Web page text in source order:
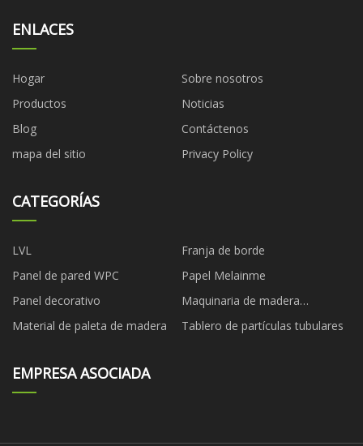
ENLACES
Hogar
Sobre nosotros
Productos
Noticias
Blog
Contáctenos
mapa del sitio
Privacy Policy
CATEGORÍAS
LVL
Franja de borde
Panel de pared WPC
Papel Melainme
Panel decorativo
Maquinaria de madera
contrachapada
Material de paleta de madera Tablero de partículas tubulares
EMPRESA ASOCIADA